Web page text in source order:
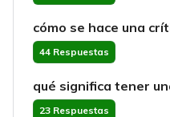
cómo se hace una
44 Respuestas
qué significa tener
23 Respuestas